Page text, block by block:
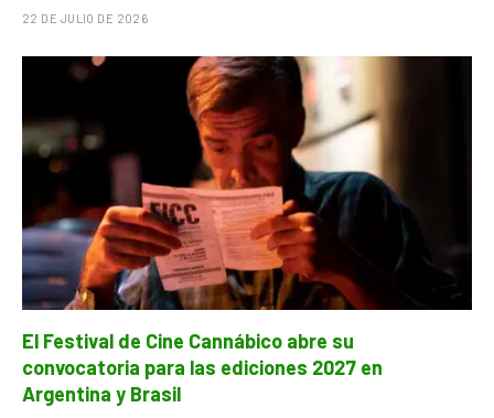
22 DE JULIO DE 2026
El Festival de Cine Cannábico abre su
convocatoria para las ediciones 2027 en
Argentina y Brasil